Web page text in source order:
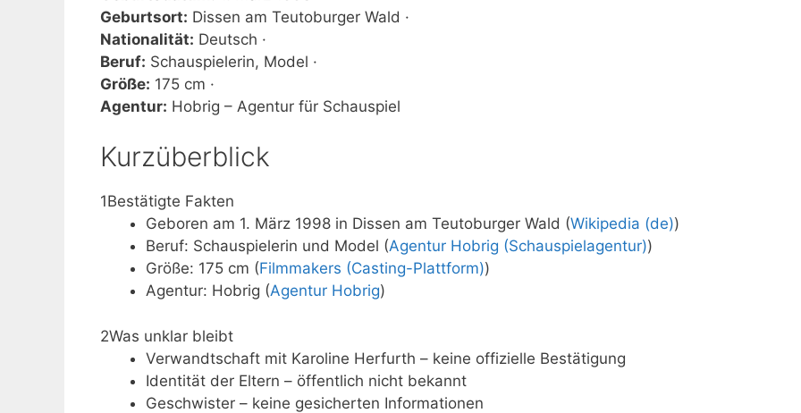
Geburtsort: Dissen am Teutoburger Wald ·
Nationalität: Deutsch ·
Beruf: Schauspielerin, Model ·
Größe: 175 cm ·
Agentur: Hobrig – Agentur für Schauspiel
Kurzüberblick
1Bestätigte Fakten
Geboren am 1. März 1998 in Dissen am Teutoburger Wald (Wikipedia (de))
Beruf: Schauspielerin und Model (Agentur Hobrig (Schauspielagentur))
Größe: 175 cm (Filmmakers (Casting-Plattform))
Agentur: Hobrig (Agentur Hobrig)
2Was unklar bleibt
Verwandtschaft mit Karoline Herfurth – keine offizielle Bestätigung
Identität der Eltern – öffentlich nicht bekannt
Geschwister – keine gesicherten Informationen